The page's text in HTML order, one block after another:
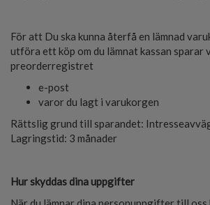
För att Du ska kunna återfå en lämnad
utföra ett köp om du lämnat kassan sparar
preorderregistret
e-post
varor du lagt i varukorgen
Rättslig grund till sparandet:
Lagringstid: 3 månader
Hur skyddas dina uppgifter